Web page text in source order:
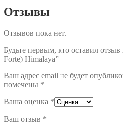
Отзывы
Отзывов пока нет.
Будьте первым, кто оставил
Forte) Himalaya”
Ваш адрес email не будет
помечены *
Ваша оценка *
Ваш отзыв *